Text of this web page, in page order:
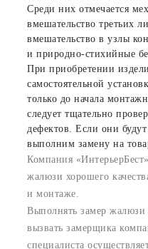
Среди них отмечается
вмешательство третьих
вмешательство в узлы
и природно-стихийные
При приобретении
самостоятельной
только до начала
следует тщательно
дефектов. Если они
выполним замену на
Компания
жалюзи хорошего
и монтаже.
Выполнять замер жалюзи
вызвать замерщика
специалиста